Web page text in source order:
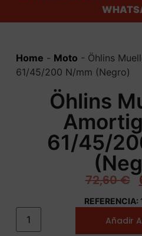
Home - Moto - Öhlins
61/45/200 N/mm (Negro)
Öhlins
61/45/
72,60€
Añadir